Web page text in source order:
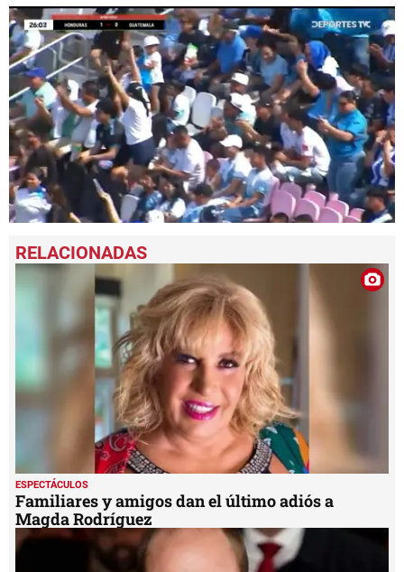
seconds
of
33
seconds
ESPECTÁCULOS
Familiares y amigos dan el último adiós a
Magda Rodríguez